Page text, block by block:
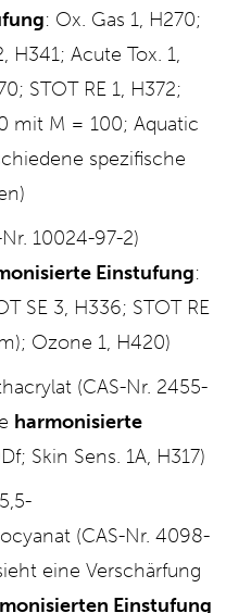
: Ox. Gas 1, H270;
H341; Acute Tox. 1,
STOT RE 1, H372;
mit M = 100; Aquatic
spezifische
10024-97-2)
Einstufung:
SE 3, H336; STOT RE
Ozone 1, H420)
(CAS-Nr. 2455-
harmonisierte
Skin Sens. 1A, H317)
(CAS-Nr. 4098-
eine Verschärfung
Einstufung